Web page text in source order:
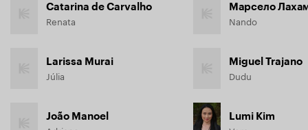
Catarina de Carvalho
Renata
Larissa Murai
Júlia
João Manoel
Марсело
Nando
Miguel Trajano
Dudu
Lumi Kim